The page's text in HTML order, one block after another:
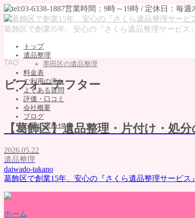
葛飾区で創業15年、安心の『さくら遺品整理サービス』
トップ
遺品整理
墨田区の遺品整理
料金表
ご利用の流れ
よくある質問
評価・口コミ
会社概要
ブログ
お問い合わせ
トップ
遺品整理
墨田区の遺品整理
料金表
よくある質問
TAG
ビフォーアフター
【葛飾区】遺品整理・片付け・処
2026.05.22
遺品整理
daiwado-takano
葛飾区で創業15年、安心の『さくら遺品整理サービス』
ホーム